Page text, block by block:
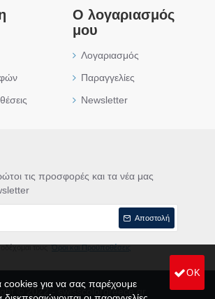
Ο λογαριασμός
μου
Λογαριασμός
Παραγγελίες
Newsletter
τις προσφορές και τα νέα μας
Αποστολή
τους Όροι και Προϋποθέσεις
© 2022 - swisscolorgreece.gr
OK
cookies για να σας παρέχουμε